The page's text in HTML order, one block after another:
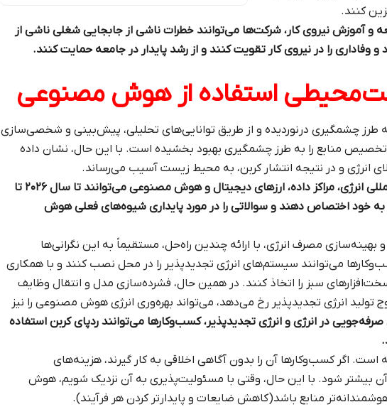
کنند.
و آموزش نیروی کار، شرکت‌ها می‌توانند خطرات ناشی از جابجایی شغلی ناشی از
وفاداری را در نیروی کار تقویت کنند و از رشد پایدار در جامعه حمایت کنند.
استفاده از هوش مصنوعی
چشمگیری درنوردیده و از طریق توانایی‌های تحلیلی، پیش‌بینی و شخصی‌سازی
تخصیص منابع را به طرز چشمگیری بهبود بخشیده است. با این حال، نشان داده
انرژی و در نتیجه انتشار کربن، به محیط زیست آسیب می‌رساند.
طبق پیش‌بینی‌های آژانس بین‌المللی انرژی، مراکز داده، ارزهای دیجیتال و هوش مصنوعی می‌توانند تا سال ۲۰۲۶ تا
به خود اختصاص دهند و سوالاتی را در مورد پایداری شیوه‌های فعلی هوش
و بهینه‌سازی مصرف انرژی، با ارائه چندین راه‌حل، مستقیماً به این نگرانی‌ها
می‌توانند سیستم‌های انرژی تجدیدپذیر را در محل نصب کنند و با همکاری
سبز را اتخاذ کنند. در همین حال، فشرده‌سازی مدل و انتقال وظایف
تولید انرژی تجدیدپذیر رخ می‌دهد، می‌تواند بهره‌وری انرژی هوش مصنوعی را نیز
در انرژی و انرژی تجدیدپذیر، کسب‌وکارها می‌توانند ردپای کربن استفاده
اگر کسب‌وکارها آن را بدون آگاهی اخلاقی به کار گیرند، هزینه‌های
بیشتر شود. با این حال، وقتی با مسئولیت‌پذیری به آن نزدیک شویم، هوش
منابع باشد(کاهش ضایعات و پایدارتر کردن هر فرآیند).